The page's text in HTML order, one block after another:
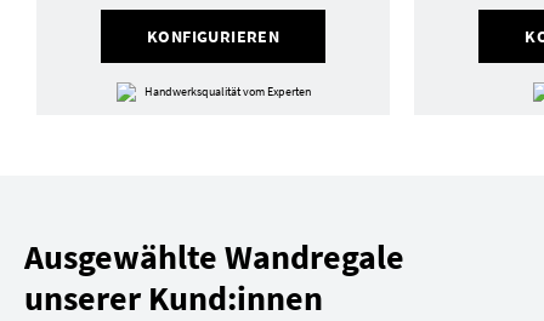
KONFIGURIEREN
Handwerksqualität vom Experten
Ausgewählte Wandregale
unserer Kund:innen